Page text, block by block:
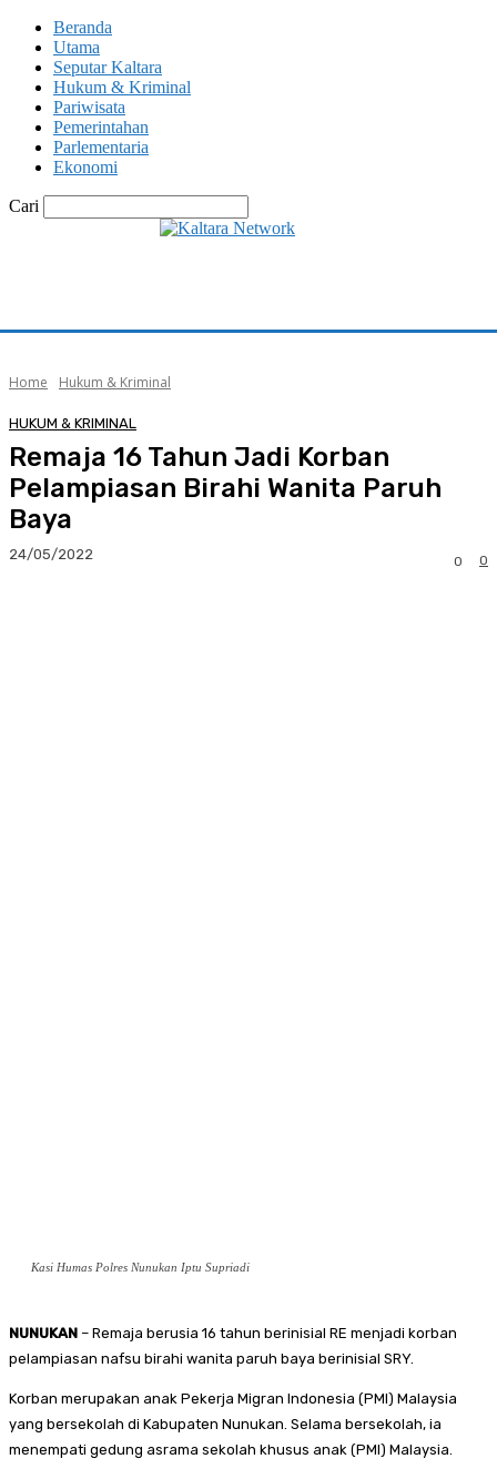
Beranda
Utama
Seputar Kaltara
Hukum & Kriminal
Pariwisata
Pemerintahan
Parlementaria
Ekonomi
Cari
Home Hukum & Kriminal
HUKUM & KRIMINAL
Remaja 16 Tahun Jadi Korban
Pelampiasan Birahi Wanita Paruh
Baya
24/05/2022 0
0
Kasi Humas Polres Nunukan Iptu Supriadi
NUNUKAN – Remaja berusia 16 tahun berinisial RE menjadi korban
pelampiasan nafsu birahi wanita paruh baya berinisial SRY.
Korban merupakan anak Pekerja Migran Indonesia (PMI) Malaysia
yang bersekolah di Kabupaten Nunukan. Selama bersekolah, ia
menempati gedung asrama sekolah khusus anak (PMI) Malaysia.